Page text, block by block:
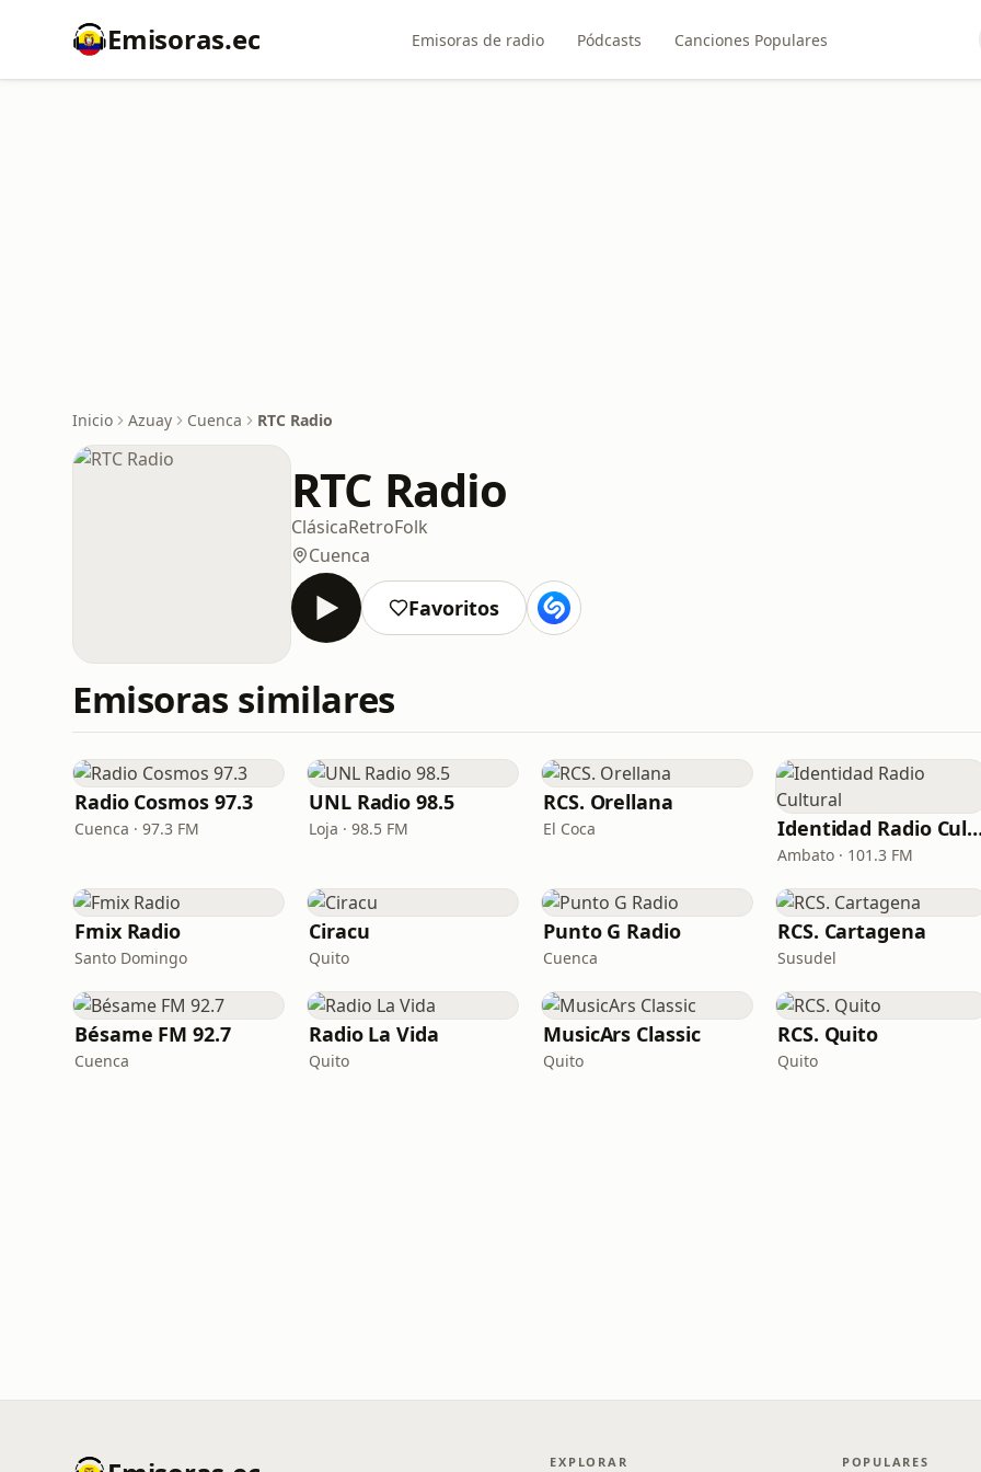
Emisoras.ec Emisoras de radio Pódcasts Canciones Populares
Inicio Azuay Cuenca RTC Radio
RTC Radio
ClásicaRetroFolk
Cuenca
Favoritos
Emisoras similares
Radio Cosmos 97.3
Cuenca · 97.3 FM
UNL Radio 98.5
Loja · 98.5 FM
RCS. Orellana
El Coca Identidad
Ambato · 101.3 FM
Fmix Radio
Santo Domingo
Ciracu
Quito
Punto G Radio
Cuenca
RCS. Cartagena
Susudel
Bésame FM 92.7
Cuenca
Radio La Vida
Quito
MusicArs Classic
Quito
RCS. Quito
Quito
EXPLORAR POPULARES